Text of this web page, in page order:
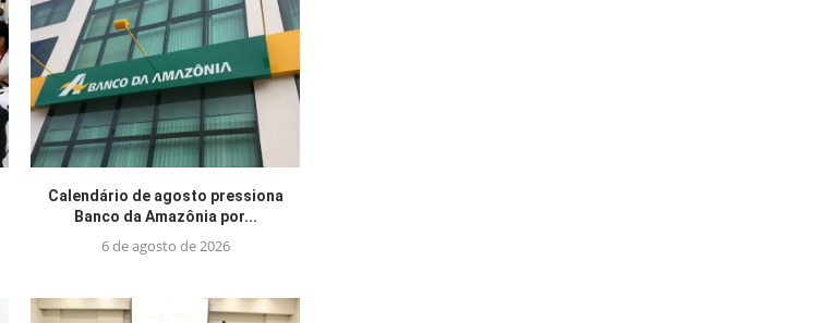
Calendário de agosto pressiona
Banco da Amazônia por...
6 de agosto de 2026